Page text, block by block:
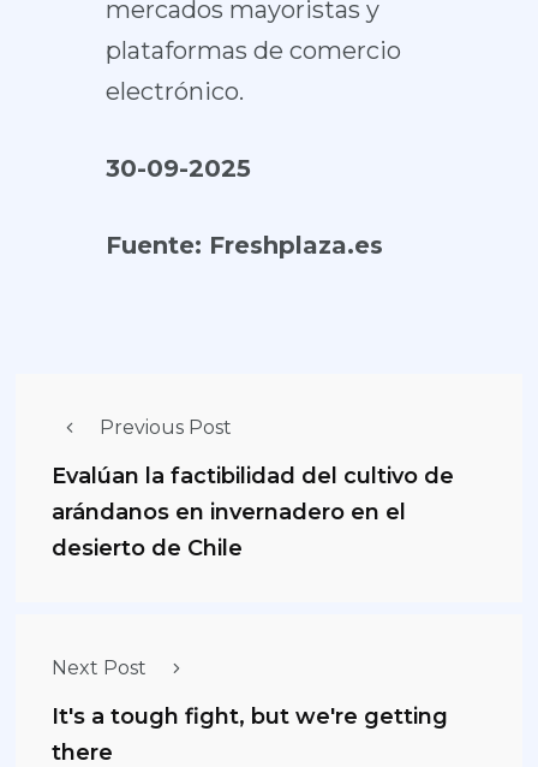
mercados mayoristas y
plataformas de comercio
electrónico.
30-09-2025
Fuente: Freshplaza.es
Previous Post
Evalúan la factibilidad del cultivo de
arándanos en invernadero en el
desierto de Chile
Next Post
It's a tough fight, but we're getting
there